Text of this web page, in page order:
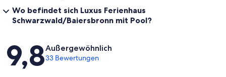
Wo befindet sich Luxus Ferienhaus
Schwarzwald/Baiersbronn mit Pool?
Bewertungen
9,8Außergewöhnlich
33 Bewertungen